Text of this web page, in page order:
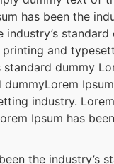
has been the
industry’s
and
standard dummy
dummyLorem
industry.
Ipsum has
the industry’s